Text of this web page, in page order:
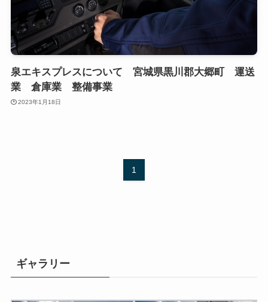
泉エキスプレスについて 宮城県黒川郡大郷町 運送
業 倉庫業 整備事業
2023年1月18日
1
ギャラリー